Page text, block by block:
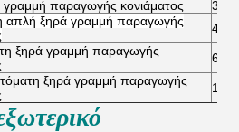
παραγωγής κονιάματος
3T/H
απλή ξηρά γραμμή παραγωγής
4-
ξηρά γραμμή παραγωγής
6-
ξηρά γραμμή παραγωγής
10-